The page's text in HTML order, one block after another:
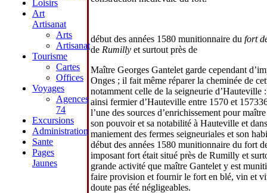
administration
Loisirs
Art
Artisanat
Arts
Artisanat
Tourisme
Cartes
Offices
Voyages
Agences
74
Excursions
Administration
Sante
Pages
Jaunes
début des années 1580 munitionnaire du fort
de Rumilly et surtout près de
Maître Georges Gantelet garde cependant
Onges ; il fait même réparer la cheminée de
notamment celle de la seigneurie d’Hauteville
ainsi fermier d’Hauteville entre 1570 et
l’une des sources d’enrichissement pour
son pouvoir et sa notabilité à Hauteville et
maniement des fermes seigneuriales et son
début des années 1580 munitionnaire du fort
imposant fort était situé près de Rumilly et
grande activité que maître Gantelet y est
faire provision et fournir le fort en blé, vin et
doute pas été négligeables.